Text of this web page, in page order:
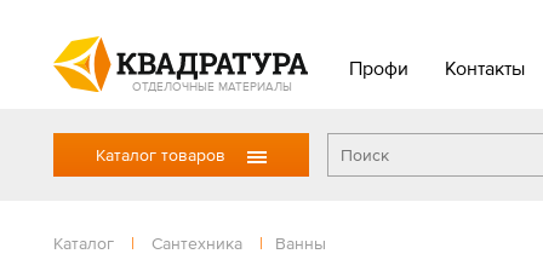
ОТДЕЛОЧНЫЕ МАТЕРИАЛЫ
Профи Контакты
Каталог товаров
Каталог | Сантехника | Ванны